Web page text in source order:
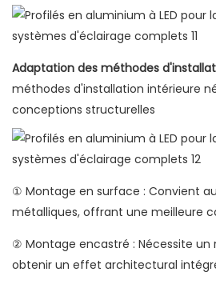
Adaptation des méthodes
méthodes d'installation intérieure
conceptions structurelles
① Montage en surface : Convient
métalliques, offrant une meilleure
② Montage encastré : Nécessite un
obtenir un effet architectural